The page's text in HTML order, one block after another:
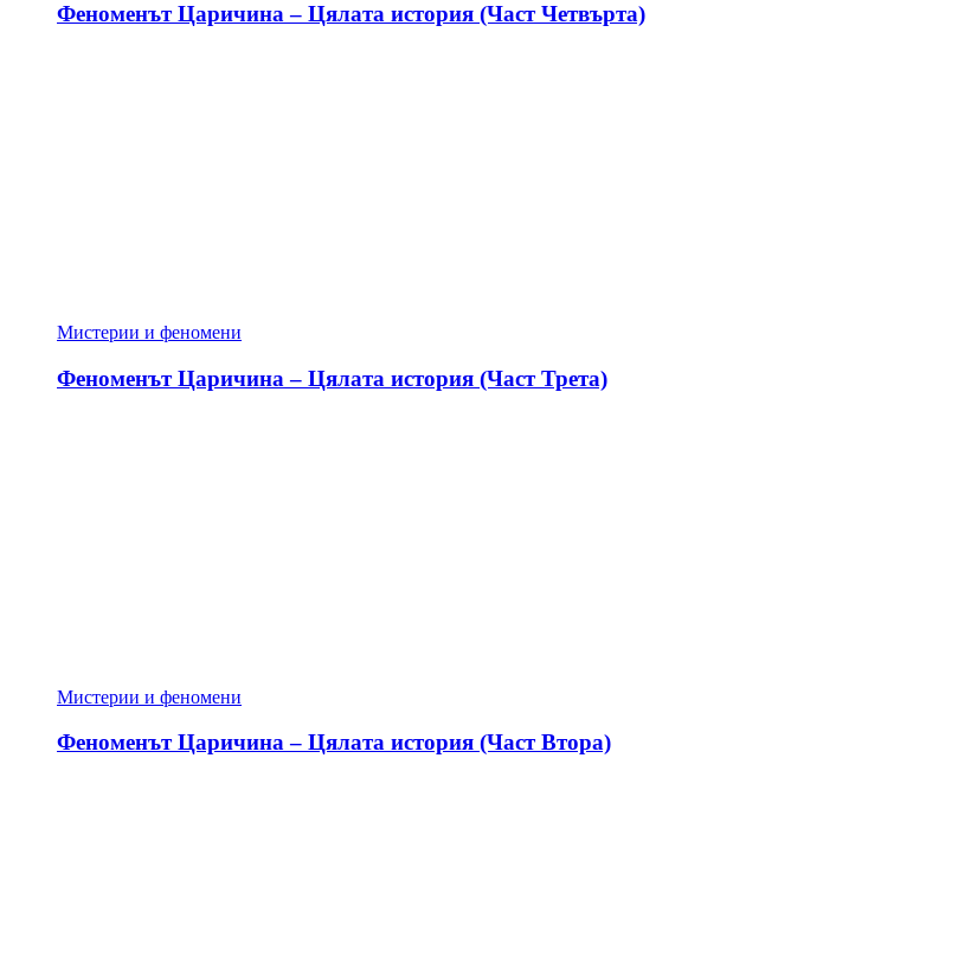
Феноменът Царичина – Цялата история (Част Четвърта)
Мистерии и феномени
Феноменът Царичина – Цялата история (Част Трета)
Мистерии и феномени
Феноменът Царичина – Цялата история (Част Втора)